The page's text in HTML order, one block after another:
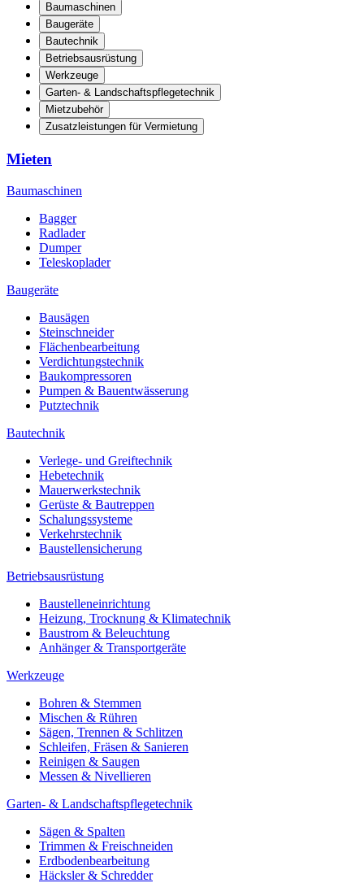
Baumaschinen
Baugeräte
Bautechnik
Betriebsausrüstung
Werkzeuge
Garten- & Landschaftspflegetechnik
Mietzubehör
Zusatzleistungen für Vermietung
Mieten
Baumaschinen
Bagger
Radlader
Dumper
Teleskoplader
Baugeräte
Bausägen
Steinschneider
Flächenbearbeitung
Verdichtungstechnik
Baukompressoren
Pumpen & Bauentwässerung
Putztechnik
Bautechnik
Verlege- und Greiftechnik
Hebetechnik
Mauerwerkstechnik
Gerüste & Bautreppen
Schalungssysteme
Verkehrstechnik
Baustellensicherung
Betriebsausrüstung
Baustelleneinrichtung
Heizung, Trocknung & Klimatechnik
Baustrom & Beleuchtung
Anhänger & Transportgeräte
Werkzeuge
Bohren & Stemmen
Mischen & Rühren
Sägen, Trennen & Schlitzen
Schleifen, Fräsen & Sanieren
Reinigen & Saugen
Messen & Nivellieren
Garten- & Landschaftspflegetechnik
Sägen & Spalten
Trimmen & Freischneiden
Erdbodenbearbeitung
Häcksler & Schredder